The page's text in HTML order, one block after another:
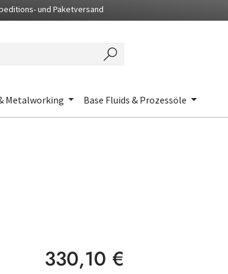
und Paketversand
Metalworking Base Fluids & Prozessöle
Regulärer Preis:
330,10 €